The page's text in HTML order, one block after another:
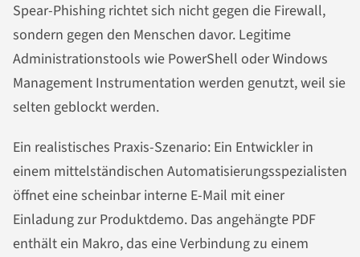
Spear-Phishing richtet sich nicht gegen die Firewall,
sondern gegen den Menschen davor. Legitime
Administrationstools wie PowerShell oder Windows
Management Instrumentation werden genutzt, weil sie
selten geblockt werden.
Ein realistisches Praxis-Szenario: Ein Entwickler in
einem mittelständischen Automatisierungsspezialisten
öffnet eine scheinbar interne E-Mail mit einer
Einladung zur Produktdemo. Das angehängte PDF
enthält ein Makro, das eine Verbindung zu einem